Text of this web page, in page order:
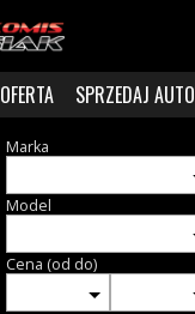
OFERTA SPRZEDAJ AUTO
Marka
Model
Cena (od do)